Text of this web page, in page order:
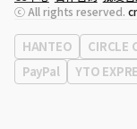
代表
宋効珉
营业执照 120-87-71116
公司地址 首尔特别市 江
ⓒ All rights reserved.
HANTEO CIRCLE
PayPal
YTO